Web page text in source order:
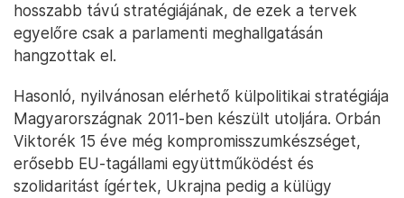
hosszabb távú stratégiájának, de ezek a tervek
egyelőre csak a parlamenti meghallgatásán
hangzottak el.
Hasonló, nyilvánosan elérhető külpolitikai stratégiája
Magyarországnak 2011-ben készült utoljára. Orbán
Viktorék 15 éve még kompromisszumkészséget,
erősebb EU-tagállami együttműködést és
szolidaritást ígértek, Ukrajna pedig a külügy